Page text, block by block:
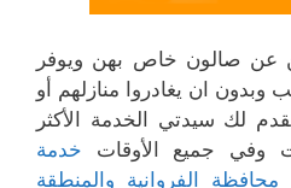
عن صالون خاص بهن ويوفر
ان يغادروا منازلهم أو
لك سيدتي الخدمة الأكثر
وفي جميع الأوقات خدمة
الفروانية والمنطقة